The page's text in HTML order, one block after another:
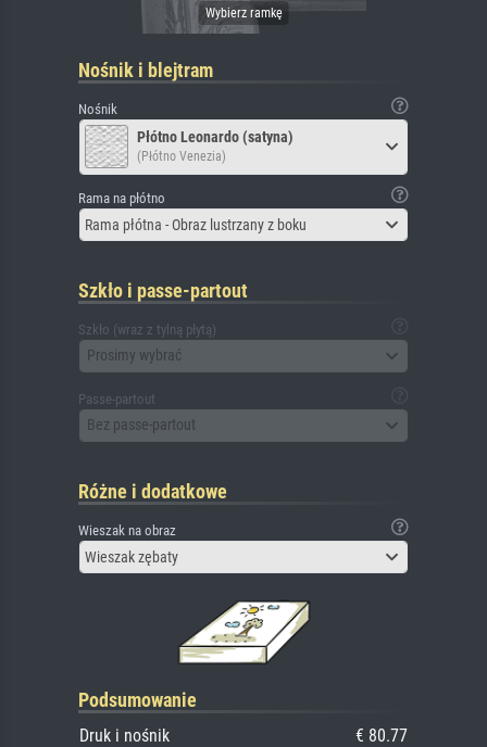
Nośnik i blejtram
Nośnik
Płótno Leonardo (satyna)
(Płótno Venezia)
Rama na płótno
Rama płótna - Obraz lustrzany z boku
Szkło i passe-partout
Szkło (wraz z tylną płytą)
Prosimy wybrać
Passe-partout
Bez passe-partout
Różne i dodatkowe
Wieszak na obraz
Wieszak zębaty
Podsumowanie
Druk i nośnik € 80.77